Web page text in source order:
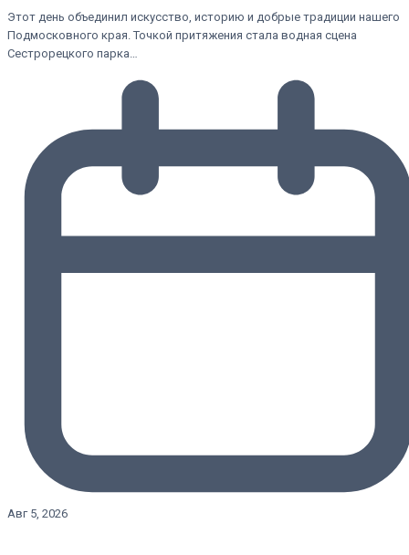
Этот день объединил искусство, историю и добрые традиции нашего
Подмосковного края. Точкой притяжения стала водная сцена
Сестрорецкого парка…
Авг 5, 2026